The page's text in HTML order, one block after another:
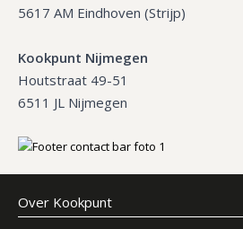
5617 AM Eindhoven (Strijp)
Kookpunt Nijmegen
Houtstraat 49-51
6511 JL Nijmegen
Over Kookpunt